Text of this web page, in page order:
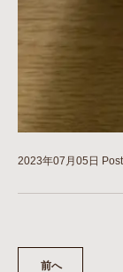
2023年07月05日
前へ